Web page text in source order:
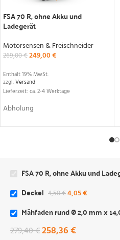
FSA 70 R, ohne Akku und
Ladegerät
Motorsensen & Freischneider
269,00€249,00€
Enthält 19% MwSt.
zzgl.Versand
Lieferzeit: ca. 2-4 Werktage
Abholung
FSA 70 R, ohne Akku und
Deckel 4,50€4,05€
Mähfaden rund Ø 2,0 mm x
279,40€258,36€